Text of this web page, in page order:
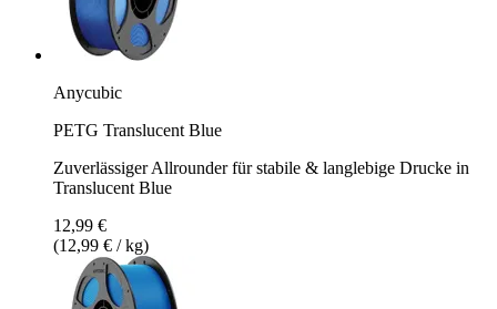
Anycubic
PETG Translucent Blue
Zuverlässiger Allrounder für stabile & langlebige Drucke in
Translucent Blue
12,99 €
(12,99 € / kg)